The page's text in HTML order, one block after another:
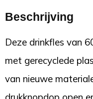
Beschrijving
Deze drinkfles van
met gerecyclede
van nieuwe